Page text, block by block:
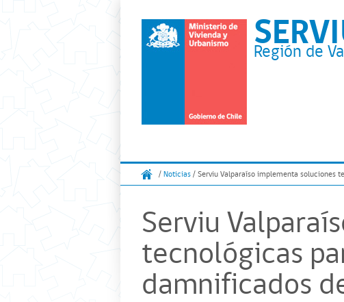
Región de
/ Noticias / Serviu Valparaíso implementa soluciones
Serviu
tecnológicas
damnificados